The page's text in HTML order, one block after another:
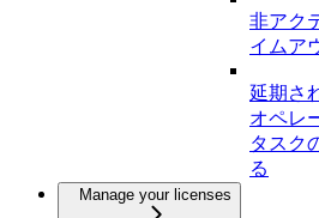
非アク
イムア
延期さ
オペレ
タスク
る
Manage your licenses